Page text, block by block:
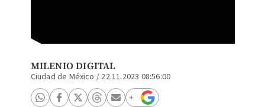
MILENIO DIGITAL
Ciudad de México / 22.11.2023 08:56:00